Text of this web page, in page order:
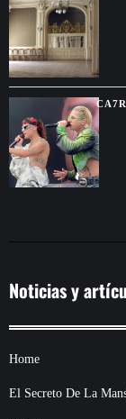
Noticias y
Home
El Secreto De La